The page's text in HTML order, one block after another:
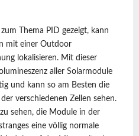
Thema PID gezeigt, kann
mit einer Outdoor
lokalisieren. Mit dieser
aller Solarmodule
und kann so am Besten die
verschiedenen Zellen sehen.
sehen, die Module in der
eine völlig normale